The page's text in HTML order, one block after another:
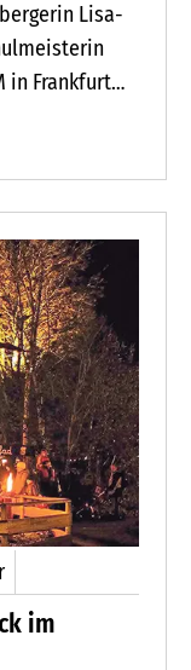
Lisa-
in Frankfurt
bis 67
sich für die
2023 in
im